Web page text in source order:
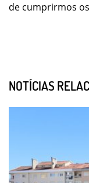
de cumprirmos
NOTÍCIAS